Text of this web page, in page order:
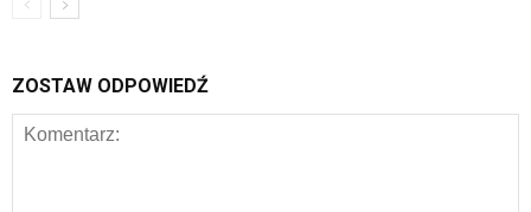
ZOSTAW ODPOWIEDŹ